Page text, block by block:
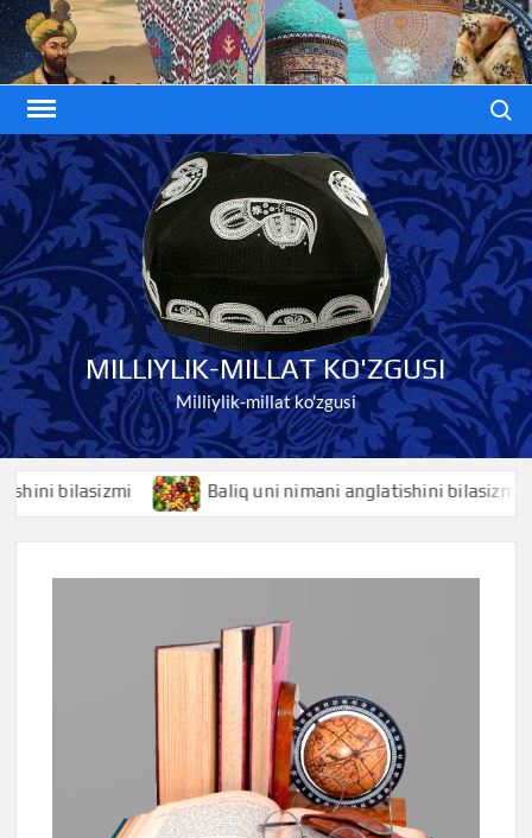
Skip
to
content
MILLIYLIK-MILLAT KO'ZGUSI
Milliylik-millat ko'zgusi
Baliq uni nimani anglatishini bilasizmi